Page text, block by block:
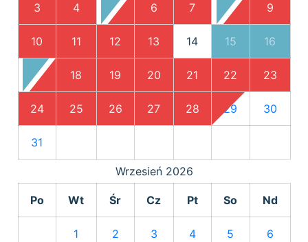
3 4 5 6 7 8 9
10 11 12 13 14 15 16
17 18 19 20 21 22 23
24 25 26 27 28 29 30
31
Wrzesień 2026
Po Wt Śr Cz Pt So Nd
1 2 3 4 5 6